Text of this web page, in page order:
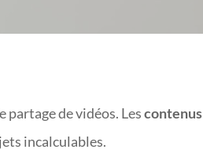
partage de vidéos. Lescontenus
incalculables.